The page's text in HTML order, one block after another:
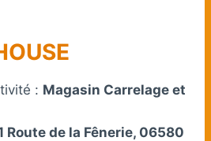
: Magasin Carrelage et
Route de la Fênerie, 06580